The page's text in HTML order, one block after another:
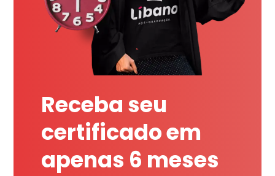
Receba seu
certificado em
apenas 6 meses